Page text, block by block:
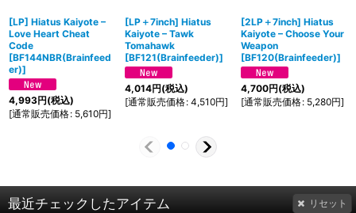
[LP] Hiatus Kaiyote –
Love Heart Cheat
Code
[BF144NBR(Brainfeed
er)]
4,993円(税込)
[通常販売価格: 5,610円]
[LP＋7inch] Hiatus
Kaiyote – Tawk
Tomahawk
[BF121(Brainfeeder)]
4,014円(税込)
[通常販売価格: 4,510円]
[2LP＋7inch] Hiatus
Kaiyote – Choose Your
Weapon
[BF120(Brainfeeder)]
4,700円(税込)
[通常販売価格: 5,280円]
最近チェックしたアイテム リセット